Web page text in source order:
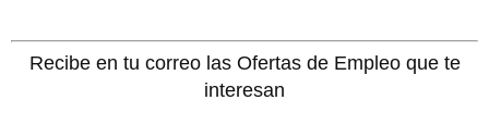
Recibe en tu correo las Ofertas de Empleo que te
interesan